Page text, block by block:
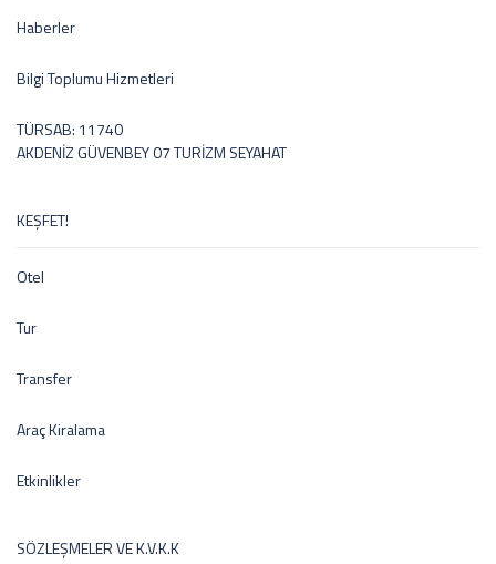
Haberler
Bilgi Toplumu Hizmetleri
TÜRSAB: 11740
AKDENİZ GÜVENBEY 07 TURİZM SEYAHAT
KEŞFET!
Otel
Tur
Transfer
Araç Kiralama
Etkinlikler
SÖZLEŞMELER VE K.V.K.K